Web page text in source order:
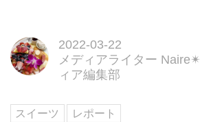
2022-03-22
メディアライター Naire✴︎
ィア編集部
スイーツ レポート